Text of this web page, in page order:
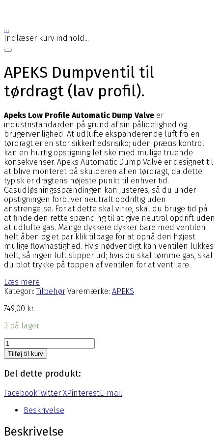
…
Indlæser kurv indhold...
APEKS Dumpventil til
tørdragt (lav profil).
Apeks Low Profile Automatic Dump Valve er
industristandarden på grund af sin pålidelighed og
brugervenlighed. At udlufte ekspanderende luft fra en
tørdragt er en stor sikkerhedsrisiko; uden præcis kontrol
kan en hurtig opstigning let ske med mulige truende
konsekvenser. Apeks Automatic Dump Valve er designet til
at blive monteret på skulderen af en tørdragt, da dette
typisk er dragtens højeste punkt til enhver tid.
Gasudløsningsspændingen kan justeres, så du under
opstigningen forbliver neutralt opdriftig uden
anstrengelse. For at dette skal virke, skal du bruge tid på
at finde den rette spænding til at give neutral opdrift uden
at udlufte gas. Mange dykkere dykker bare med ventilen
helt åben og et par klik tilbage for at opnå den højest
mulige flowhastighed. Hvis nødvendigt kan ventilen lukkes
helt, så ingen luft slipper ud; hvis du skal tømme gas, skal
du blot trykke på toppen af ventilen for at ventilere.
Læs mere
Kategori:Tilbehør Varemærke: APEKS
749,00 kr.
3 på lager
APEKS
Dumpventil
til
tørdragt
profil).
antal
Tilføj til kurv
Del dette produkt:
FacebookTwitter XPinterestE-mail
Beskrivelse
Beskrivelse